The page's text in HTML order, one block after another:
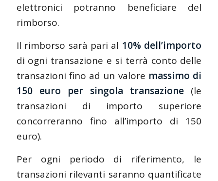
elettronici potranno beneficiare del
rimborso.
Il rimborso sarà pari al 10% dell’importo
di ogni transazione e si terrà conto delle
transazioni fino ad un valore massimo di
150 euro per singola transazione (le
transazioni di importo superiore
concorreranno fino all’importo di 150
euro).
Per ogni periodo di riferimento, le
transazioni rilevanti saranno quantificate